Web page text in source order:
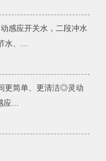
感应开关水，二段冲水
水、...
更简单、更清洁◎灵动
应...